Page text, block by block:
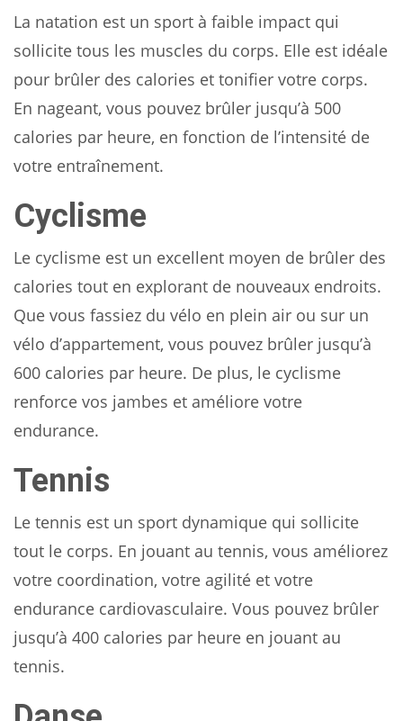
La natation est un sport à faible impact qui
sollicite tous les muscles du corps. Elle est idéale
pour brûler des calories et tonifier votre corps.
En nageant, vous pouvez brûler jusqu’à 500
calories par heure, en fonction de l’intensité de
votre entraînement.
Cyclisme
Le cyclisme est un excellent moyen de brûler des
calories tout en explorant de nouveaux endroits.
Que vous fassiez du vélo en plein air ou sur un
vélo d’appartement, vous pouvez brûler jusqu’à
600 calories par heure. De plus, le cyclisme
renforce vos jambes et améliore votre
endurance.
Tennis
Le tennis est un sport dynamique qui sollicite
tout le corps. En jouant au tennis, vous améliorez
votre coordination, votre agilité et votre
endurance cardiovasculaire. Vous pouvez brûler
jusqu’à 400 calories par heure en jouant au
tennis.